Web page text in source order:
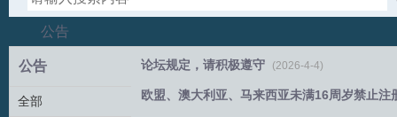
模›
公告
论坛规定，请积极遵守 (2026-4-4)
欧盟、澳大利亚、马来西亚未满16周岁禁止注
公告
全部